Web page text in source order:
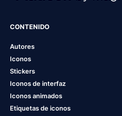
CONTENIDO
Autores
Iconos
Stickers
Iconos de interfaz
Iconos animados
Etiquetas de iconos